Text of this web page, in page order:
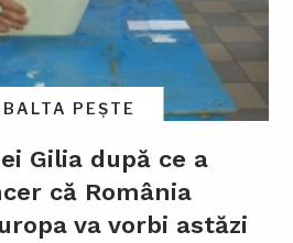
BALTA PEȘTE
Gilia după ce a
că România
va vorbi astăzi